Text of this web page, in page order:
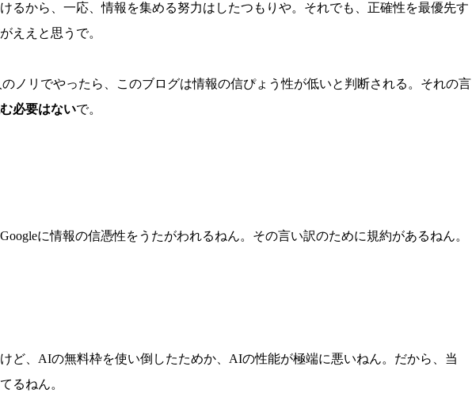
るから、一応、情報を集める努力はしたつもりや。それでも、正確性を最優先す
ええと思うで。
ノリでやったら、このブログは情報の信ぴょう性が低いと判断される。それの言
必要はないで。
に情報の信憑性をうたがわれるねん。その言い訳のために規約があるねん。
ど、AIの無料枠を使い倒したためか、AIの性能が極端に悪いねん。だから、当
るねん。